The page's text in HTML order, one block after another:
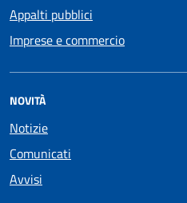
Appalti pubblici
Imprese e commercio
NOVITÀ
Notizie
Comunicati
Avvisi